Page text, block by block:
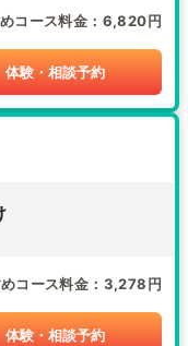
コース料金 6,820円
体験・相談予約
コース料金 3,278円
体験・相談予約